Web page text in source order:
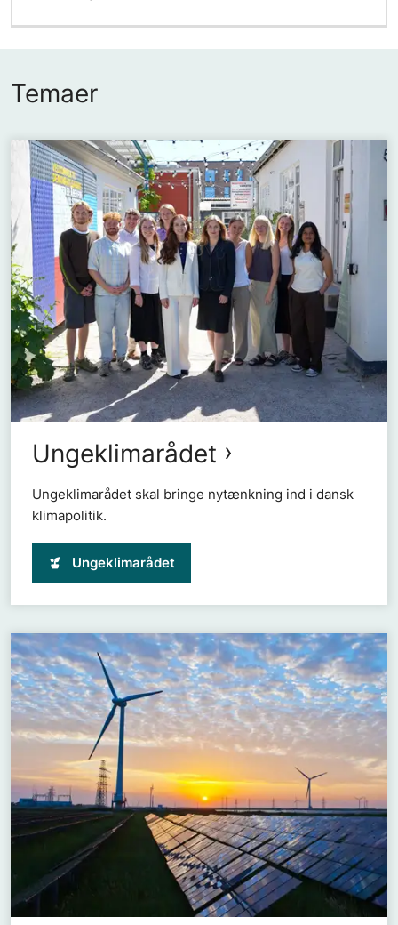
Temaer
Ungeklimarådet
Ungeklimarådet skal bringe nytænkning ind i dansk
klimapolitik.
Ungeklimarådet